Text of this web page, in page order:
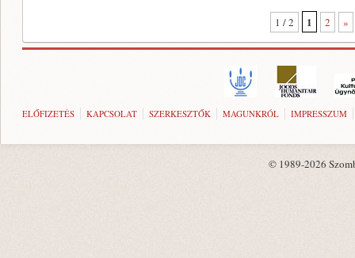
1 / 2 1 2 »
ELŐFIZETÉS KAPCSOLAT SZERKESZTŐK MAGUNKRÓL IMPRESSZUM
© 1989-2026